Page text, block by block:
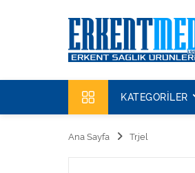
KATEGORILER
Ana Sayfa Trjel